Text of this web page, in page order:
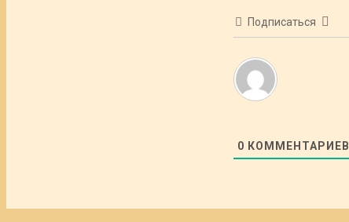
Подписаться
0 КОММЕНТАРИЕВ